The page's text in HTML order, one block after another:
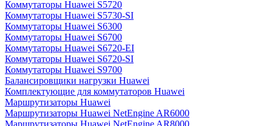
Коммутаторы Huawei S5720
Коммутаторы Huawei S5730-SI
Коммутаторы Huawei S6300
Коммутаторы Huawei S6700
Коммутаторы Huawei S6720-EI
Коммутаторы Huawei S6720-SI
Коммутаторы Huawei S9700
Балансировщики нагрузки Huawei
Комплектующие для коммутаторов Huawei
Маршрутизаторы Huawei
Маршрутизаторы Huawei NetEngine AR6000
Маршрутизаторы Huawei NetEngine AR8000